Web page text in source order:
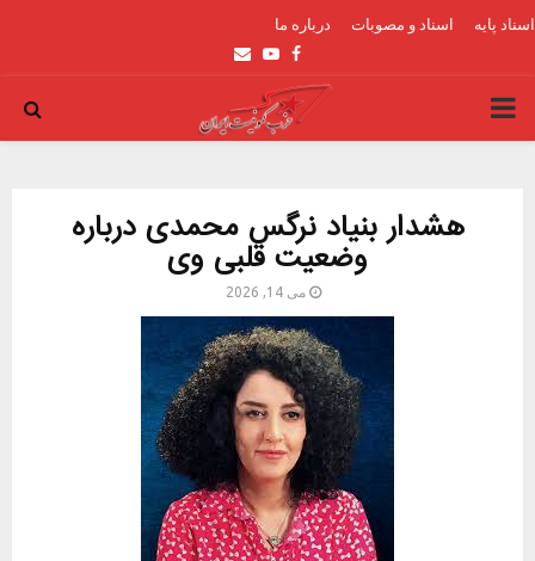
اسناد پایه اسناد و مصوبات درباره ما
Facebook
Youtube
Email
PRIMARY
هشدار بنیاد نرگس محمدی درباره
وضعیت قلبی وی
می 14, 2026